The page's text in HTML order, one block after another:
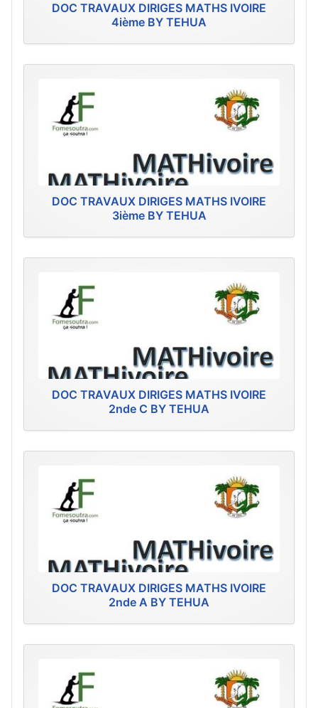
DOC TRAVAUX DIRIGES MATHS IVOIRE
4ième BY TEHUA
DOC TRAVAUX DIRIGES MATHS IVOIRE
3ième BY TEHUA
DOC TRAVAUX DIRIGES MATHS IVOIRE
2nde C BY TEHUA
DOC TRAVAUX DIRIGES MATHS IVOIRE
2nde A BY TEHUA